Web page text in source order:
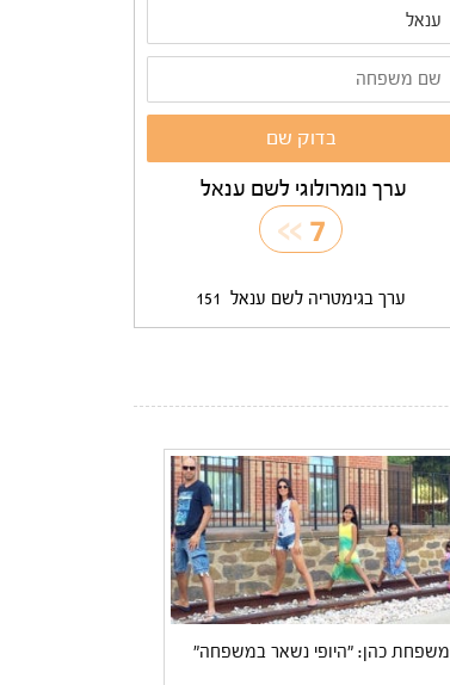
ערך נומרולוגי לשם ענאל
7
>>
ערך בגימטריה לשם ענאל 151
משפחת כהן: "היופי נשאר במשפחה"